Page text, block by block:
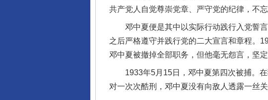
共产党人自觉尊崇党章、严守党的纪律，不
邓中夏便是其中以实际行动践行入党誓言
之后严格遵守并践行党的二大宣言和章程。
邓中夏被撤掉全部职务，但他毫无怨言，坚
1933年5月15日，邓中夏第四次被捕。在
对一次次酷刑，邓中夏没有向敌人透露一丝